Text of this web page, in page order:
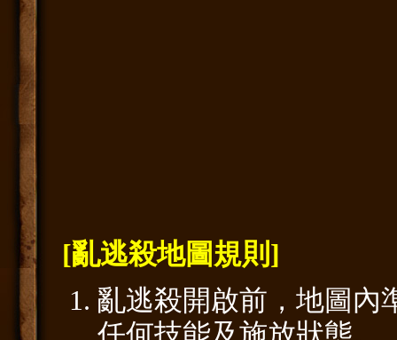
[亂逃殺地圖規則]
亂逃殺開啟前，地圖內